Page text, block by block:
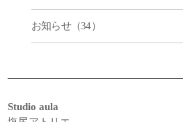
お知らせ（34）
Studio aula